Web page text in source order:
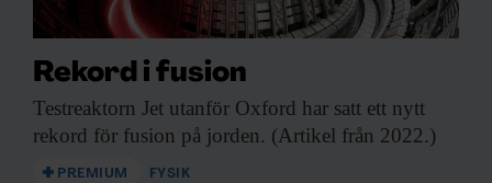
Rekord i fusion
Testreaktorn Jet utanför Oxford har satt ett nytt
rekord för fusion på jorden. (Artikel från 2022.)
PREMIUM FYSIK